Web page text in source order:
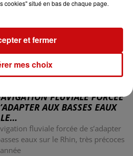
FOIRE AUX VINS DE
OUVRE SES PORTES
Foire aux vins de Colmar ouvre ses
pendant 10 jours
FLUVIALE FORCÉE
AUX BASSES EAUX
fluviale forcée de s’adapter
eaux sur le Rhin, très précoces
cookies" situé en bas de chaque page.
mes choix
et fermer